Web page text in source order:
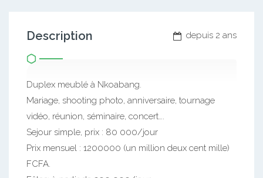
depuis 2 ans
Description
Duplex meublé à Nkoabang.
Mariage, shooting photo, anniversaire, tournage
vidéo, réunion, séminaire, concert….
Sejour simple, prix : 80 000/jour
Prix mensuel : 1200000 (un million deux cent mille)
FCFA.